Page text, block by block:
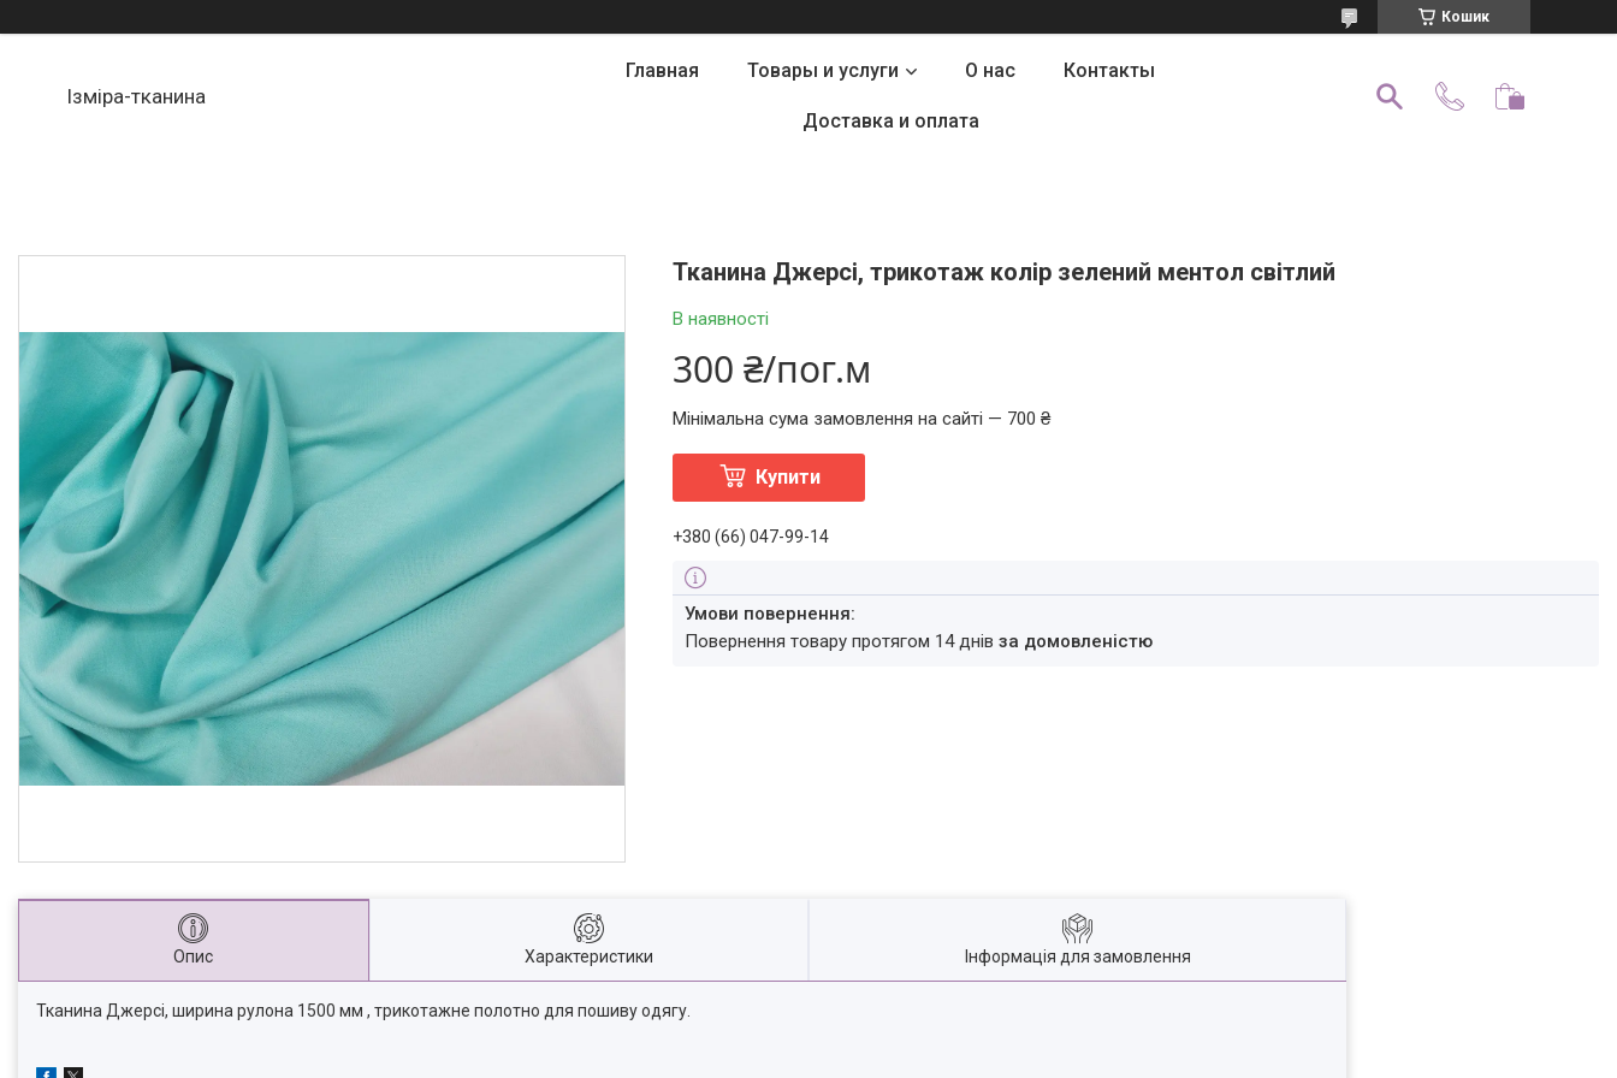
Кошик
Ізміра-тканина
Главная Товары и услуги О нас Контакты
Доставка и оплата
Тканина Джерсі, трикотаж колір зелений ментол світлий
В наявності
300 ₴/пог.м
Мінімальна сума замовлення на сайті — 700 ₴
Купити
+380 (66) 047-99-14
повернення товару протягом 14 днівза домовленістю
Опис Характеристики Інформація для замовлення
Тканина Джерсі, ширина рулона 1500 мм , трикотажне полотно для пошиву одягу.